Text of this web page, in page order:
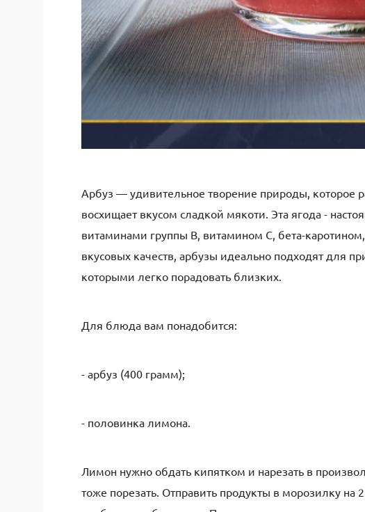
Арбуз — удивительное творение природы, которое
восхищает вкусом сладкой мякоти. Эта ягода -
витаминами группы B, витамином C, бета-
вкусовых качеств, арбузы идеально подходят для
которыми легко порадовать близких.
Для блюда вам понадобится:
- арбуз (400 грамм);
- половинка лимона.
Лимон нужно обдать кипятком и нарезать в
тоже порезать. Отправить продукты в морозилку